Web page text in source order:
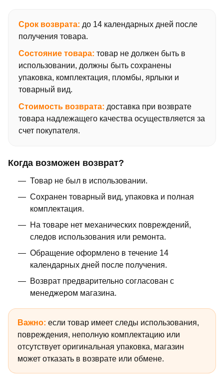
Срок возврата: до 14 календарных дней после
получения товара.
Состояние товара: товар не должен быть в
использовании, должны быть сохранены
упаковка, комплектация, пломбы, ярлыки и
товарный вид.
Стоимость возврата: доставка при возврате
товара надлежащего качества осуществляется за
счет покупателя.
Когда возможен возврат?
Товар не был в использовании.
Сохранен товарный вид, упаковка и полная
комплектация.
На товаре нет механических повреждений,
следов использования или ремонта.
Обращение оформлено в течение 14
календарных дней после получения.
Возврат предварительно согласован с
менеджером магазина.
Важно: если товар имеет следы использования,
повреждения, неполную комплектацию или
отсутствует оригинальная упаковка, магазин
может отказать в возврате или обмене.